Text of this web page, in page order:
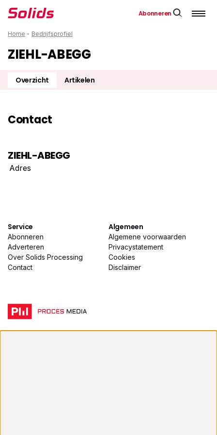
Abonneren
Home • Bedrijfsprofiel
ZIEHL-ABEGG
Overzicht Artikelen
Contact
ZIEHL-ABEGG
Adres
Service
Abonneren
Adverteren
Over Solids Processing
Contact
Algemeen
Algemene voorwaarden
Privacystatement
Cookies
Disclaimer